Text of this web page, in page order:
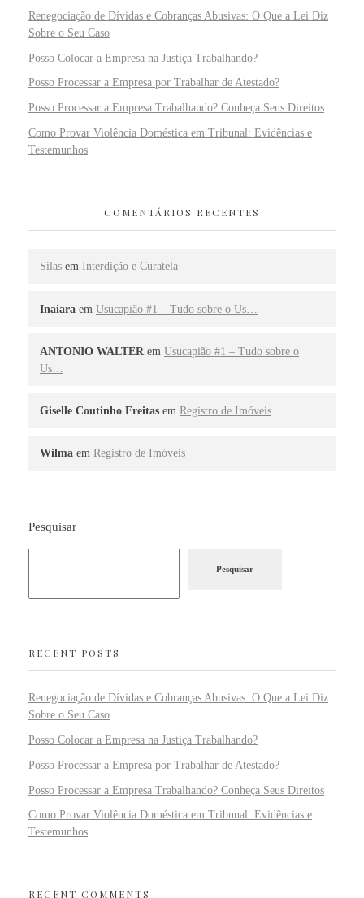
Renegociação de Dívidas e Cobranças Abusivas: O Que a Lei Diz
Sobre o Seu Caso
Posso Colocar a Empresa na Justiça Trabalhando?
Posso Processar a Empresa por Trabalhar de Atestado?
Posso Processar a Empresa Trabalhando? Conheça Seus Direitos
Como Provar Violência Doméstica em Tribunal: Evidências e
Testemunhos
COMENTÁRIOS RECENTES
Silas em Interdição e Curatela
Inaiara em Usucapião #1 – Tudo sobre o Us…
ANTONIO WALTER em Usucapião #1 – Tudo sobre o
Us…
Giselle Coutinho Freitas em Registro de Imóveis
Wilma em Registro de Imóveis
Pesquisar
Pesquisar
RECENT POSTS
Renegociação de Dívidas e Cobranças Abusivas: O Que a Lei Diz
Sobre o Seu Caso
Posso Colocar a Empresa na Justiça Trabalhando?
Posso Processar a Empresa por Trabalhar de Atestado?
Posso Processar a Empresa Trabalhando? Conheça Seus Direitos
Como Provar Violência Doméstica em Tribunal: Evidências e
Testemunhos
RECENT COMMENTS